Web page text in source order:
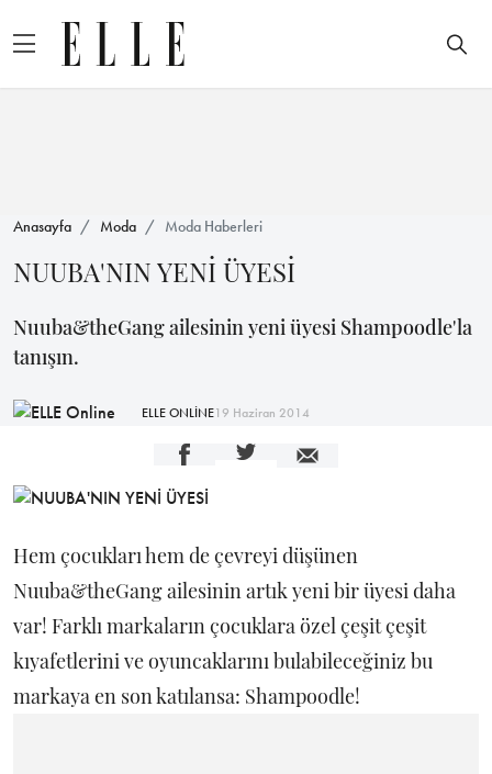
Anasayfa Moda Moda Haberleri
NUUBA'NIN YENİ ÜYESİ
Nuuba&theGang ailesinin yeni üyesi Shampoodle'la
tanışın.
ELLE ONLİNE19 Haziran 2014
Hem çocukları hem de çevreyi düşünen
Nuuba&theGang ailesinin artık yeni bir üyesi daha
var! Farklı markaların çocuklara özel çeşit çeşit
kıyafetlerini ve oyuncaklarını bulabileceğiniz bu
markaya en son katılansa: Shampoodle!